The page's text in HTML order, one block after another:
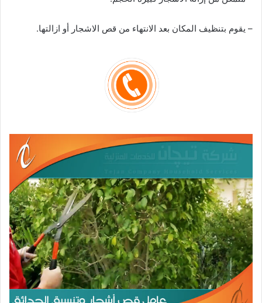
– يقوم بتنظيف المكان بعد الانتهاء من قص الاشجار أو ازالتها.